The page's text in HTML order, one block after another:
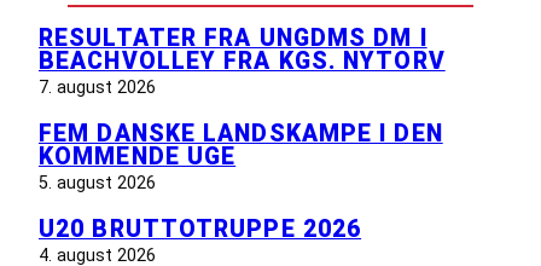
RESULTATER FRA UNGDMS DM I
BEACHVOLLEY FRA KGS. NYTORV
7. august 2026
FEM DANSKE LANDSKAMPE I DEN
KOMMENDE UGE
5. august 2026
U20 BRUTTOTRUPPE 2026
4. august 2026